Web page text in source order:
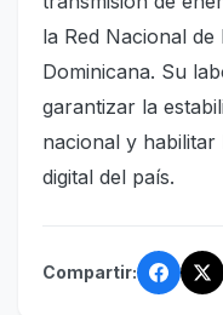
la Red Nacional
Dominicana. Su
garantizar la
nacional y
digital del país.
Compartir: